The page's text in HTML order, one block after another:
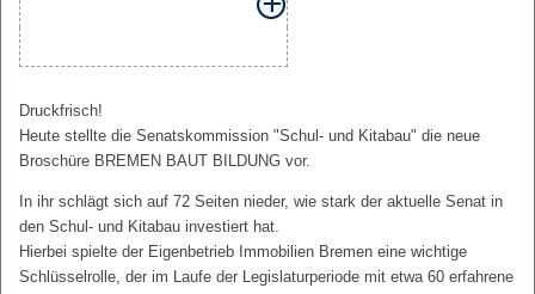
Druckfrisch!
Heute stellte die Senatskommission "Schul- und Kitabau" die neue
Broschüre BREMEN BAUT BILDUNG vor.
In ihr schlägt sich auf 72 Seiten nieder, wie stark der aktuelle Senat in
den Schul- und Kitabau investiert hat.
Hierbei spielte der Eigenbetrieb Immobilien Bremen eine wichtige
Schlüsselrolle, der im Laufe der Legislaturperiode mit etwa 60 erfahrene